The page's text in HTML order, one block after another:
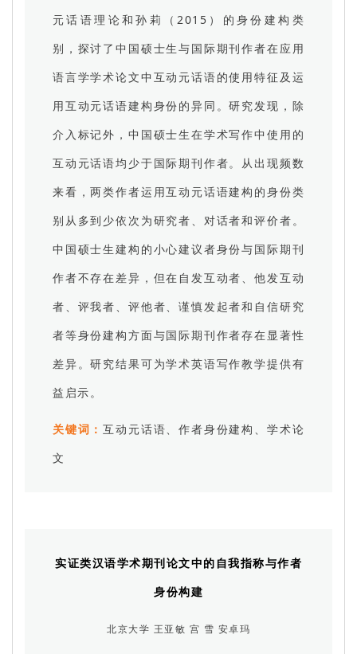
元话语理论和孙莉（2015）的身份建构类
别，探讨了中国硕士生与国际期刊作者在应用
语言学学术论文中互动元话语的使用特征及运
用互动元话语建构身份的异同。研究发现，除
介入标记外，中国硕士生在学术写作中使用的
互动元话语均少于国际期刊作者。从出现频数
来看，两类作者运用互动元话语建构的身份类
别从多到少依次为研究者、对话者和评价者。
中国硕士生建构的小心建议者身份与国际期刊
作者不存在差异，但在自发互动者、他发互动
者、评我者、评他者、谨慎发起者和自信研究
者等身份建构方面与国际期刊作者存在显著性
差异。研究结果可为学术英语写作教学提供有
益启示。
关键词：互动元话语、作者身份建构、学术论
文
实证类汉语学术期刊论文中的自我指称与作者
身份构建
北京大学 王亚敏 宫 雪 安卓玛